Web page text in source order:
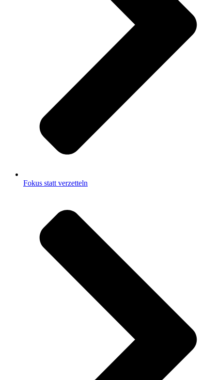
Fokus statt verzetteln